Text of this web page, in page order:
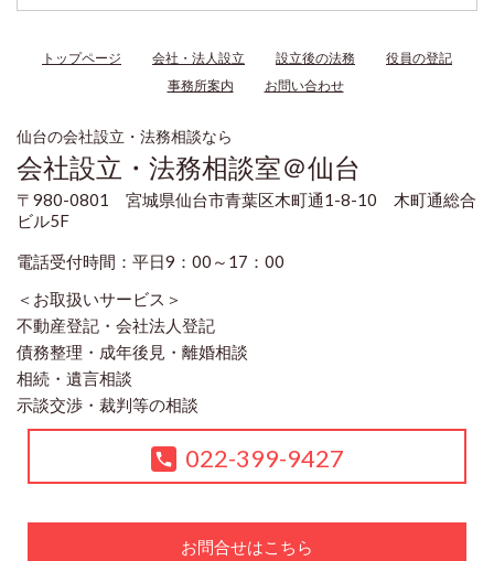
トップページ 会社・法人設立 設立後の法務
役員の登記
事務所案内
お問い合わせ
仙台の会社設立・法務相談なら
会社設立・法務相談室＠仙台
〒980-0801 宮城県仙台市青葉区木町通1-8-10 木町通総合
ビル5F
電話受付時間：平日9：00～17：00
＜お取扱いサービス＞
不動産登記・会社法人登記
債務整理・成年後見・離婚相談
相続・遺言相談
示談交渉・裁判等の相談
022-399-9427
お問合せはこちら